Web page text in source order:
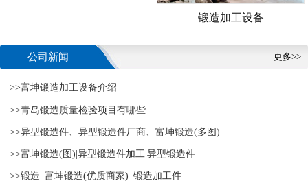
锻造加工设备
更多>>
公司新闻
>>富坤锻造加工设备介绍
>>青岛锻造质量检验项目有哪些
>>异型锻造件、异型锻造件厂商、富坤锻造(多图)
>>富坤锻造(图)|异型锻造件加工|异型锻造件
>>锻造_富坤锻造(优质商家)_锻造加工件